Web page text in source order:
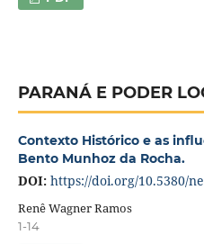
PARANÁ E PODER
Contexto Histórico e as
Bento Munhoz da Rocha.
DOI: https://doi.org/10.5380/
Renê Wagner Ramos
1-14